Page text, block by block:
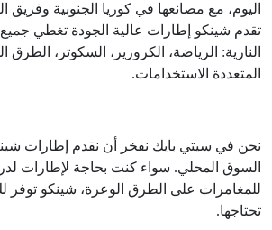
اليوم، مع مصانعها في كوريا الجنوبية وفريق
تقدم شينكو إطارات عالية الجودة تغطي جميع
النارية: الرياضة، الكروزير، السكوتر، الطرق
المتعددة الاستخدامات.
نحن في سيتي بايك نفخر أن نقدم إطارات
السوق المحلي. سواء كنت بحاجة لإطارات
للمغامرات على الطرق الوعرة، شينكو توفر لك
تحتاجها.